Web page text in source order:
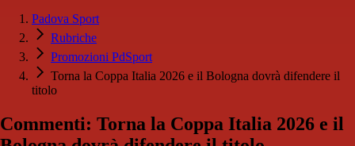
Padova Sport
Rubriche
Promozioni PdSport
Torna la Coppa Italia 2026 e il Bologna dovrà difendere il
titolo
Commenti: Torna la Coppa Italia 2026 e il